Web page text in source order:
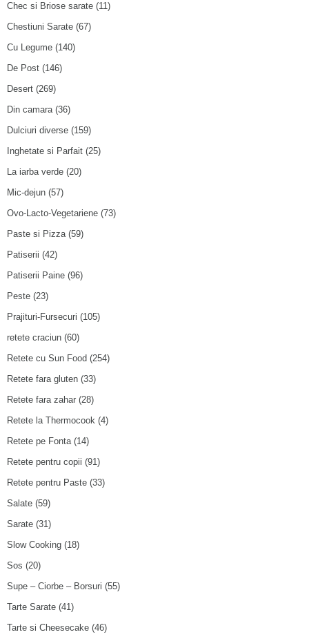
Chec si Briose sarate (11)
Chestiuni Sarate (67)
Cu Legume (140)
De Post (146)
Desert (269)
Din camara(36)
Dulciuri diverse (159)
Inghetate si Parfait (25)
La iarba verde (20)
Mic-dejun (57)
Ovo-Lacto-Vegetariene (73)
Paste si Pizza(59)
Patiserii (42)
Patiserii Paine (96)
Peste (23)
Prajituri-Fursecuri (105)
retete craciun (60)
Retete cu Sun Food (254)
Retete fara gluten (33)
Retete fara zahar (28)
Retete la Thermocook (4)
Retete pe Fonta(14)
Retete pentru copii (91)
Retete pentru Paste (33)
Salate (59)
Sarate (31)
Slow Cooking (18)
Sos (20)
Supe – Ciorbe – Borsuri (55)
Tarte Sarate (41)
Tarte si Cheesecake (46)